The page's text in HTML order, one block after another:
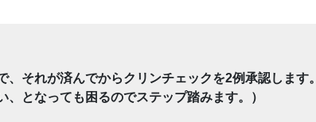
それが済んでからクリンチェックを2例承認します。
となっても困るのでステップ踏みます。）